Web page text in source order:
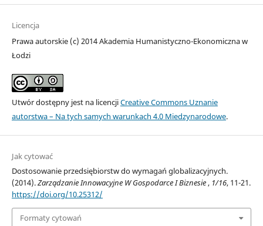
Licencja
Prawa autorskie (c) 2014 Akademia Humanistyczno-Ekonomiczna w
Łodzi
Utwór dostępny jest na licencjiCreative Commons Uznanie
autorstwa – Na tych samych warunkach 4.0 Miedzynarodowe.
Jak cytować
Dostosowanie przedsiębiorstw do wymagań globalizacyjnych.
(2014).Zarządzanie Innowacyjne W Gospodarce I Biznesie, 1/16, 11-21.
https://doi.org/10.25312/
Formaty cytowań